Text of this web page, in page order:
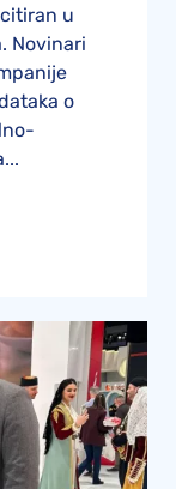
u
Novinari
o